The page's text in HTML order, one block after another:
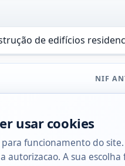
de edifícios
NIF
usar cookies
para funcionamento do
autorizacao. A sua